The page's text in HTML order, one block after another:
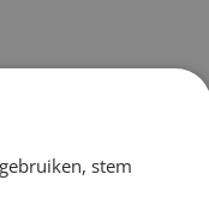
stem